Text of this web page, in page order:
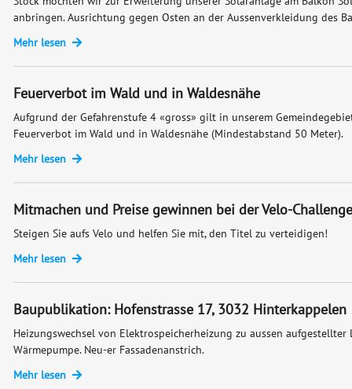
anbringen. Ausrichtung gegen Osten an der Aussenverkleidung des
Mehr lesen
Feuerverbot im Wald und in Waldesnähe
Aufgrund der Gefahrenstufe 4 «gross» gilt in unserem
Feuerverbot im Wald und in Waldesnähe (Mindestabstand 50 Meter).
Mehr lesen
Mitmachen und Preise gewinnen bei der Velo-Challenge
Steigen Sie aufs Velo und helfen Sie mit, den Titel zu verteidigen!
Mehr lesen
Baupublikation: Hofenstrasse 17, 3032 Hinterkappelen
Heizungswechsel von Elektrospeicherheizung zu aussen aufgestellter
Wärmepumpe. Neu-er Fassadenanstrich.
Mehr lesen